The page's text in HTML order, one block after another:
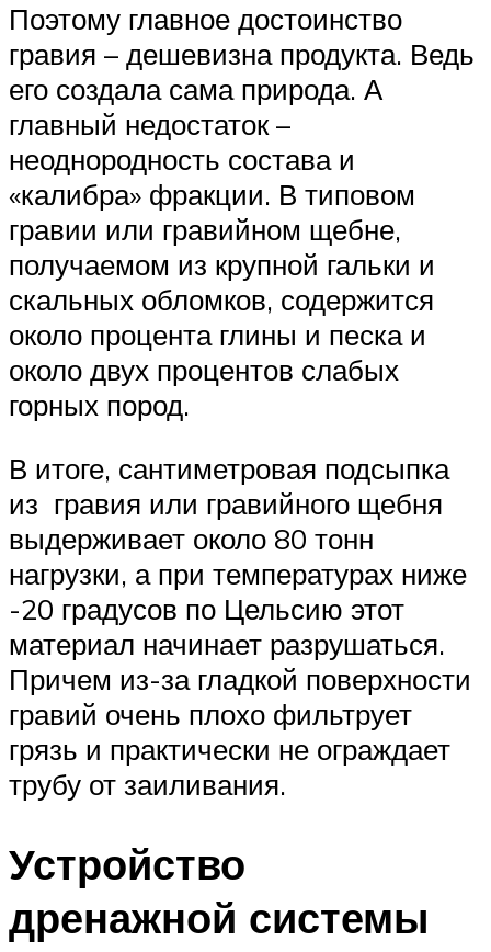
Поэтому главное достоинство
гравия – дешевизна продукта. Ведь
его создала сама природа. А
главный недостаток –
неоднородность состава и
«калибра» фракции. В типовом
гравии или гравийном щебне,
получаемом из крупной гальки и
скальных обломков, содержится
около процента глины и песка и
около двух процентов слабых
горных пород.
В итоге, сантиметровая подсыпка
из гравия или гравийного щебня
выдерживает около 80 тонн
нагрузки, а при температурах ниже
-20 градусов по Цельсию этот
материал начинает разрушаться.
Причем из-за гладкой поверхности
гравий очень плохо фильтрует
грязь и практически не ограждает
трубу от заиливания.
Устройство
дренажной системы